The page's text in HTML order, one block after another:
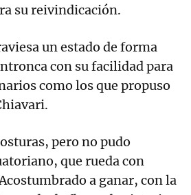
su reivindicación.
un estado de forma
con su facilidad para
como los que propuso
pero no pudo
que rueda con
a ganar, con la